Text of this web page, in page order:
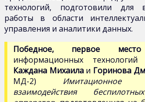
технологий, подготовили для
работы в области
управления и аналитики данных.
Победное, первое место
информационных технологий
Каждана Михаилаи Горинова
МД-2) Имитационное
взаимодействия